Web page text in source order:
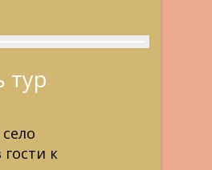
тур
к